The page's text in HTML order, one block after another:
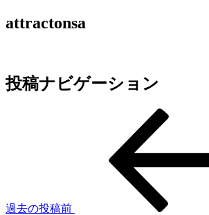
attractonsa
投稿ナビゲーション
過去の投稿前